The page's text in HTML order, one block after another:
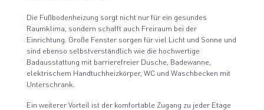
Die Fußbodenheizung sorgt nicht nur für ein gesundes
Raumklima, sondern schafft auch Freiraum bei der
Einrichtung. Große Fenster sorgen für viel Licht und Sonne und
sind ebenso selbstverständlich wie die hochwertige
Badausstattung mit barrierefreier Dusche, Badewanne,
elektrischem Handtuchheizkörper, WC und Waschbecken mit
Unterschrank.
Ein weiterer Vorteil ist der komfortable Zugang zu jeder Etage